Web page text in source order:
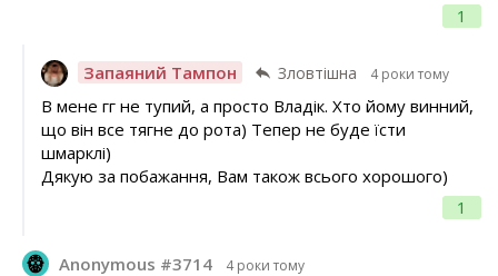
1
Запаяний Тампон Зловтішна 4 роки тому
1
В мене гг не тупий, а просто Владік. Хто йому винний,
що він все тягне до рота) Тепер не буде їсти
шмарклі)
Дякую за побажання, Вам також всього хорошого)
Anonymous #3714 4 роки тому